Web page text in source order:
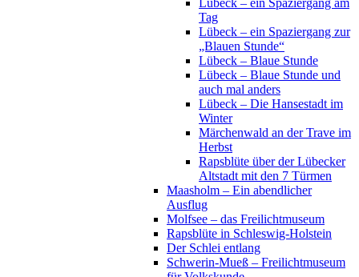
Lübeck – ein Spaziergang am
Tag
Lübeck – ein Spaziergang zur
„Blauen Stunde“
Lübeck – Blaue Stunde
Lübeck – Blaue Stunde und
auch mal anders
Lübeck – Die Hansestadt im
Winter
Märchenwald an der Trave im
Herbst
Rapsblüte über der Lübecker
Altstadt mit den 7 Türmen
Maasholm – Ein abendlicher
Ausflug
Molfsee – das Freilichtmuseum
Rapsblüte in Schleswig-Holstein
Der Schlei entlang
Schwerin-Mueß – Freilichtmuseum